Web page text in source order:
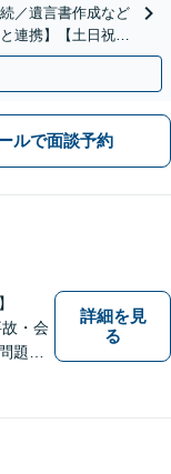
／遺言書作成など
連携】【土日祝・
ルで面談予約
】
故・会
題・
詳細を見
る